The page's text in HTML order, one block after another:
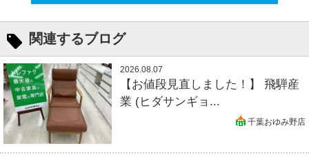
関連するブログ
2026.08.07
【お値段見直しました！】 飛騨産
業 (ヒダサンギョ...
千葉おゆみ野店